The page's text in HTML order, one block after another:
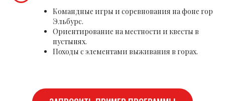
Командные игры и соревнования на фоне гор
Эльбурс.
Ориентирование на местности и квесты в
пустынях.
Походы с элементами выживания в горах.